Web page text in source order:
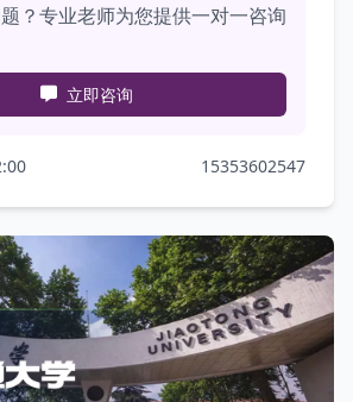
？专业老师为您提供一对一咨询
立即咨询
15353602547